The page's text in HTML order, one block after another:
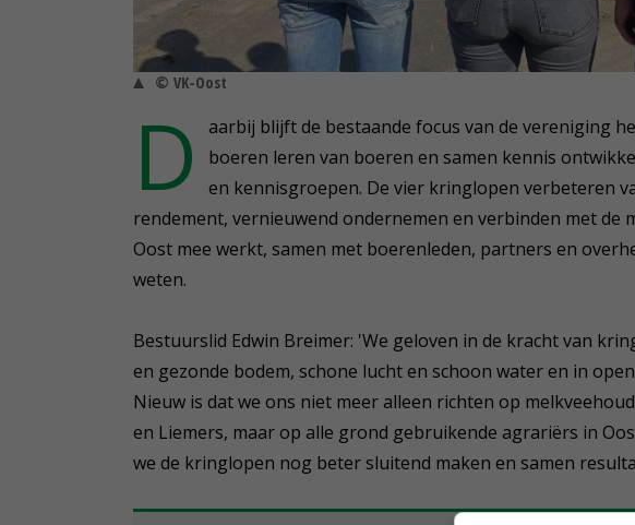
© VK-Oost
D
aarbij blijft de bestaande focus van de vereniging
boeren leren van boeren en samen kennis
en kennisgroepen. De vier kringlopen verbeteren
rendement, vernieuwend ondernemen en verbinden met de
Oost mee werkt, samen met boerenleden, partners en
weten.
Bestuurslid Edwin Breimer: 'We geloven in de kracht van
en gezonde bodem, schone lucht en schoon water en in
Nieuw is dat we ons niet meer alleen richten op
en Liemers, maar op alle grond gebruikende agrariërs in
we de kringlopen nog beter sluitend maken en samen